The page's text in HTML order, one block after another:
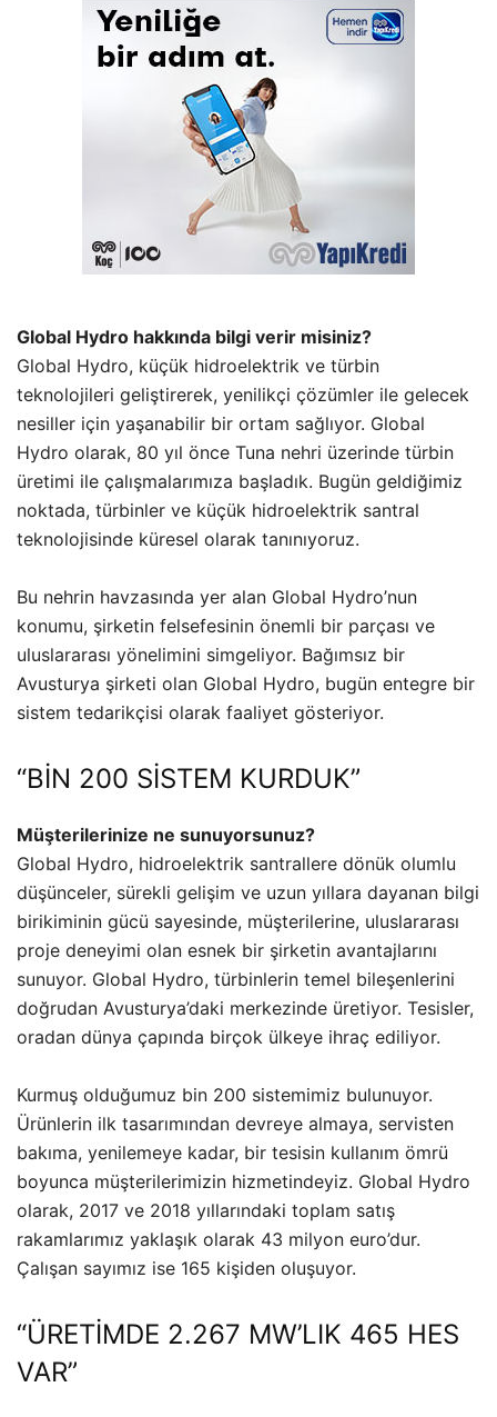
Global Hydro hakkında bilgi verir misiniz?
Global Hydro, küçük hidroelektrik ve türbin
teknolojileri geliştirerek, yenilikçi çözümler ile gelecek
nesiller için yaşanabilir bir ortam sağlıyor. Global
Hydro olarak, 80 yıl önce Tuna nehri üzerinde türbin
üretimi ile çalışmalarımıza başladık. Bugün geldiğimiz
noktada, türbinler ve küçük hidroelektrik santral
teknolojisinde küresel olarak tanınıyoruz.
Bu nehrin havzasında yer alan Global Hydro’nun
konumu, şirketin felsefesinin önemli bir parçası ve
uluslararası yönelimini simgeliyor. Bağımsız bir
Avusturya şirketi olan Global Hydro, bugün entegre bir
sistem tedarikçisi olarak faaliyet gösteriyor.
“BİN 200 SİSTEM KURDUK”
Müşterilerinize ne sunuyorsunuz?
Global Hydro, hidroelektrik santrallere dönük olumlu
düşünceler, sürekli gelişim ve uzun yıllara dayanan bilgi
birikiminin gücü sayesinde, müşterilerine, uluslararası
proje deneyimi olan esnek bir şirketin avantajlarını
sunuyor. Global Hydro, türbinlerin temel bileşenlerini
doğrudan Avusturya’daki merkezinde üretiyor. Tesisler,
oradan dünya çapında birçok ülkeye ihraç ediliyor.
Kurmuş olduğumuz bin 200 sistemimiz bulunuyor.
Ürünlerin ilk tasarımından devreye almaya, servisten
bakıma, yenilemeye kadar, bir tesisin kullanım ömrü
boyunca müşterilerimizin hizmetindeyiz. Global Hydro
olarak, 2017 ve 2018 yıllarındaki toplam satış
rakamlarımız yaklaşık olarak 43 milyon euro’dur.
Çalışan sayımız ise 165 kişiden oluşuyor.
“ÜRETİMDE 2.267 MW’LIK 465 HES
VAR”